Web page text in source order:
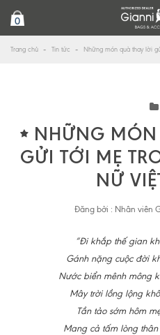
0
Trang chủ Tin tức Những món quà thay lời
NHỮNG
GỬI TỚI MẸ
NỮ
Đăng bởi : Nhân viên
“Đi khắp thế gian
Gánh nặng cuộc đời
Nước biển mênh mông
Mây trời lồng lộng
Tần tảo sớm hôm
Mang cả tấm lòng